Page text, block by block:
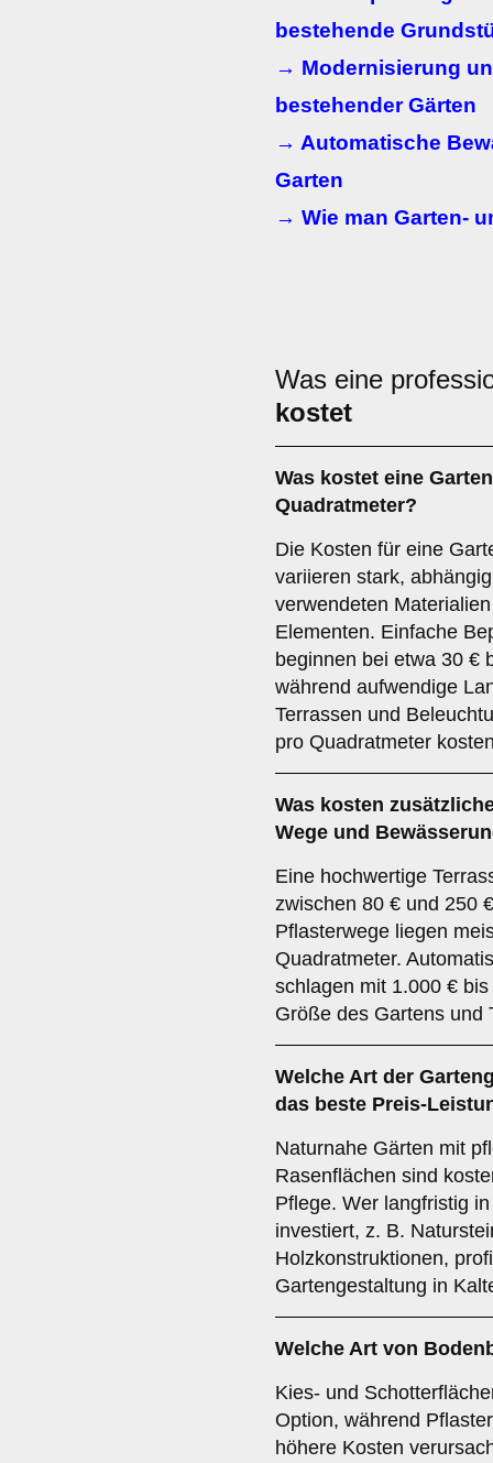
bestehende
→ Modernisierung
bestehender Gärten
→ Automatische
Garten
→ Wie man Garten-
Was eine
kostet
Was kostet eine
Quadratmeter?
Die Kosten für eine
variieren stark,
verwendeten
Elementen. Einfache
beginnen bei etwa 30 €
während aufwendige
Terrassen und
pro Quadratmeter
Was kosten
Wege und
Eine hochwertige
zwischen 80 € und 250
Pflasterwege liegen
Quadratmeter.
schlagen mit 1.000 €
Größe des Gartens und
Welche Art der
das beste Preis-
Naturnahe Gärten mit
Rasenflächen sind
Pflege. Wer langfristig
investiert, z. B.
Holzkonstruktionen,
Gartengestaltung in
Welche Art von
Kies- und
Option, während
höhere Kosten